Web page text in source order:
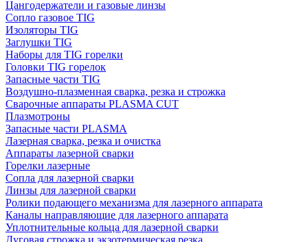
Цангодержатели и газовые линзы
Сопло газовое TIG
Изоляторы TIG
Заглушки TIG
Наборы для TIG горелки
Головки TIG горелок
Запасные части TIG
Воздушно-плазменная сварка, резка и строжка
Сварочные аппараты PLASMA CUT
Плазмотроны
Запасные части PLASMA
Лазерная сварка, резка и очистка
Аппараты лазерной сварки
Горелки лазерные
Сопла для лазерной сварки
Линзы для лазерной сварки
Ролики подающего механизма для лазерного аппарата
Каналы направляющие для лазерного аппарата
Уплотнительные кольца для лазерной сварки
Дуговая строжка и экзотермическая резка